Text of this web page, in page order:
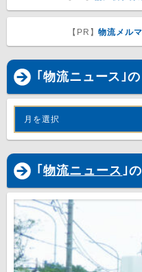
【PR】物流メル
｢物流ニュース｣
月を選択
｢ 物流ニュース｣